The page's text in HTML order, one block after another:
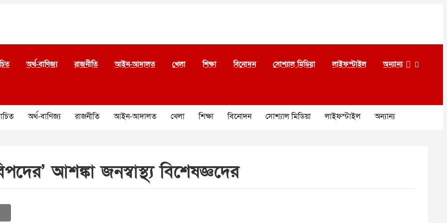
অর্থ-বাণিজ্য রাজনীতি আইন-আদালত খেলা শিক্ষা বিনোদন সোশ্যাল মিডিয়া লাইফস্টাইল অন্যান্য
অর্থ-বাণিজ্য রাজনীতি আইন-আদালত খেলা শিক্ষা বিনোদন সোশ্যাল মিডিয়া লাইফস্টাইল অন্যান্য
আশঙ্কা জনস্বাস্থ্য বিশেষজ্ঞদের